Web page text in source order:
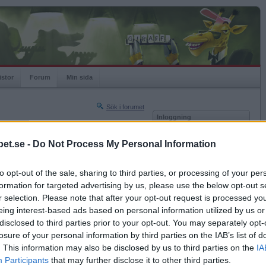
- Do Not Process My Personal Information
opt-out of the sale, sharing to third parties, or processing of your
for targeted advertising by us, please use the below opt-out
selection. Please note that after your opt-out request is processed
interest-based ads based on personal information utilized by us
to third parties prior to your opt-out. You may separately
of your personal information by third parties on the IAB’s list of
This information may also be disclosed by us to third parties on the
Participants that may further disclose it to other third parties.
Forum Min sida
Sök i forumet
Nästa sida »
2010-01-14 10:00
Inloggning
Kom ihåg mig
Glömt ditt lösenord?
Få ny aktiveringslänk
Betapet är gratis!